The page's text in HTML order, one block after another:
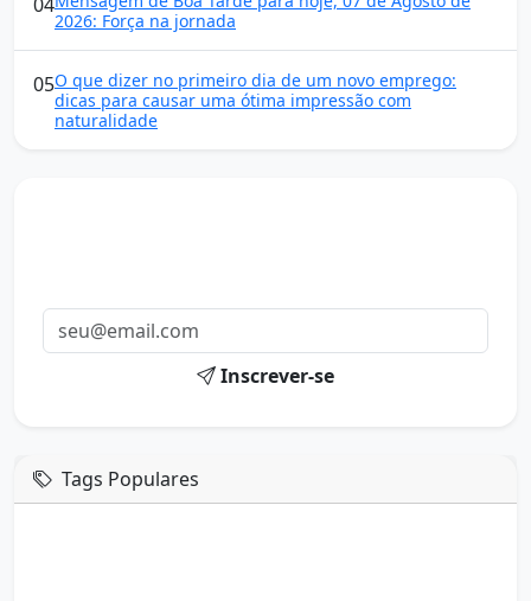
2026: Força na jornada
05O que dizer no primeiro dia de um novo emprego:
dicas para causar uma ótima impressão com
naturalidade
Inscrever-se
Tags Populares